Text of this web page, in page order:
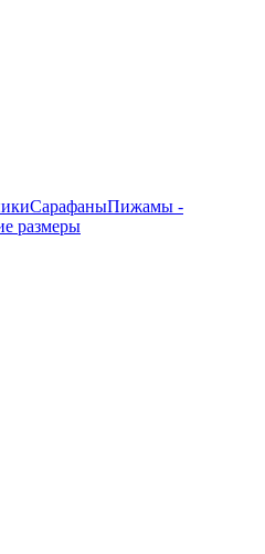
СарафаныПижамы -
размеры